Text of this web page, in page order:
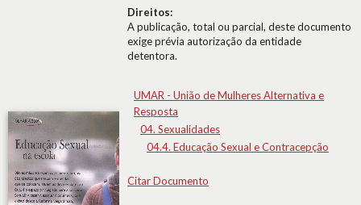
Direitos:
A publicação, total ou parcial, deste documento
exige prévia autorização da entidade
detentora.
UMAR - União de Mulheres Alternativa e
Resposta
04. Sexualidades
04.4. Educação Sexual e Contracepção
Citar Documento